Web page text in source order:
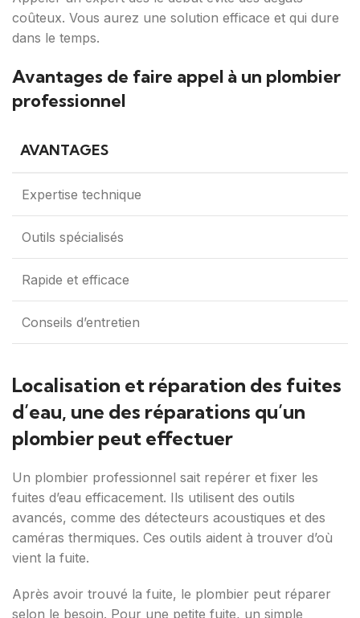
coûteux. Vous aurez une solution efficace et qui dure
dans le temps.
Avantages de faire appel à un plombier
professionnel
AVANTAGES
Expertise technique
Outils spécialisés
Rapide et efficace
Conseils d’entretien
Localisation et réparation des fuites
d’eau, une des réparations qu’un
plombier peut effectuer
Un plombier professionnel sait repérer et fixer les
fuites d’eau efficacement. Ils utilisent des outils
avancés, comme des détecteurs acoustiques et des
caméras thermiques. Ces outils aident à trouver d’où
vient la fuite.
Après avoir trouvé la fuite, le plombier peut réparer
selon le besoin. Pour une petite fuite, un simple